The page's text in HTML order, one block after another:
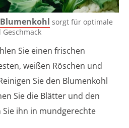
Blumenkohl sorgt für optimale
Sie einen frischen
weißen Röschen und
Sie den Blumenkohl
Sie die Blätter und den
ihn in mundgerechte